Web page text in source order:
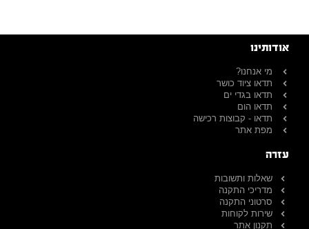
אודותינו
מי אנחנו?
תדאו ציוד כושר
תדאו בגדי ים
תדאו הום
תדאו - קבוצות רכישה
מפת אתר
עזרה
שאלות ותשובות
מדריכי התקנה
סרטוני התקנה
שירות לקוחות
תקנון אתר